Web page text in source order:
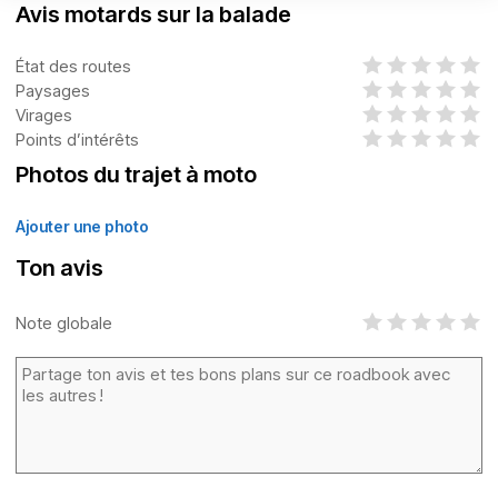
Avis motards sur la balade
État des routes
Paysages
Virages
Points d’intérêts
Photos du trajet à moto
Ajouter une photo
Ton avis
Note globale